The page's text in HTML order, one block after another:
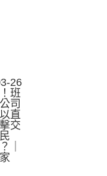
26
班
司
直
交
｜